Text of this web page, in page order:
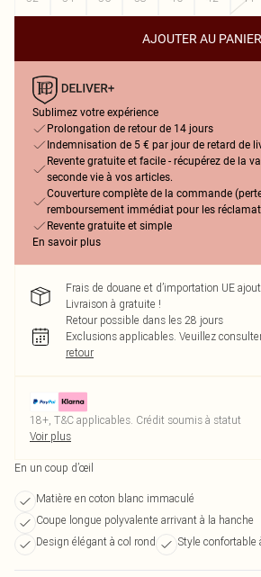
AJOUTER AU PANIER
Sublimez votre expérience
Prolongation de retour de 14 jours
Indemnisation de 5 € par jour de retard de
Revente gratuite et facile - récupérez de la
seconde vie à vos articles.
Couverture complète de la commande
remboursement immédiat pour les
Revente gratuite et simple
En savoir plus
Frais de douane et d’importation UE
Livraison à gratuite !
Retour possible dans les 28 jours
Exclusions applicables. Veuillez
retour
18+, T&C applicables. Crédit soumis à statut
Voir plus
En un coup d’œil
Matière en coton blanc immaculé
Coupe longue polyvalente arrivant à la hanche
Design élégant à col rond
Style confortable